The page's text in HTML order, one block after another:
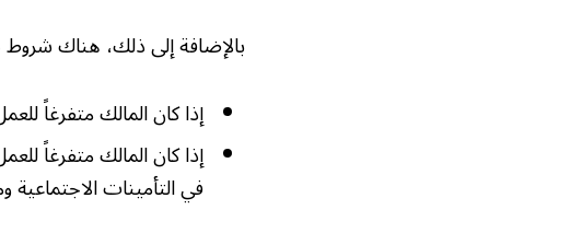
بالإضافة إلى ذلك، هناك شروط
إذا كان المالك متفرغاً للعمل في المنشأة
إذا كان المالك متفرغاً
في التأمينات الاجتماعية